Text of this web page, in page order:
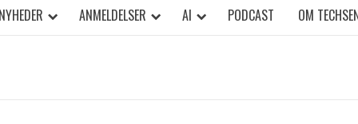
NYHEDER ANMELDELSER AI PODCAST OM